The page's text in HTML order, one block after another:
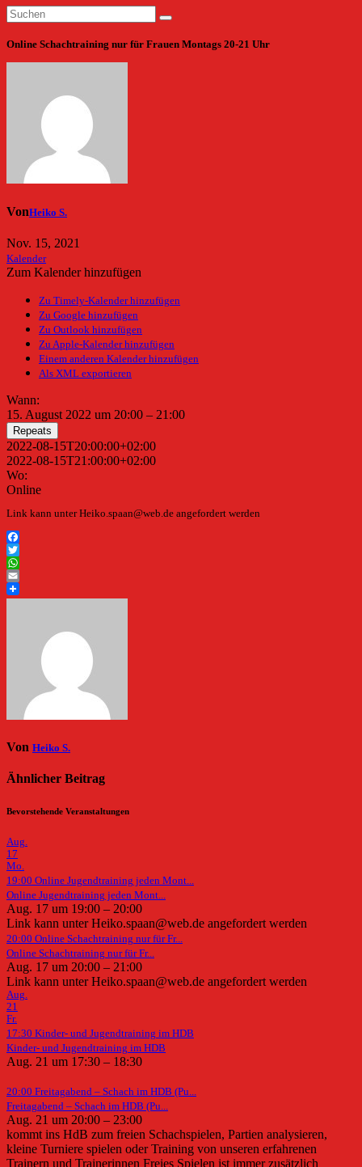
Online Schachtraining nur für Frauen Montags 20-21 Uhr
VonHeiko S.
Nov. 15, 2021
Kalender
Zum Kalender hinzufügen
Zu Timely-Kalender hinzufügen
Zu Google hinzufügen
Zu Outlook hinzufügen
Zu Apple-Kalender hinzufügen
Einem anderen Kalender hinzufügen
Als XML exportieren
Wann:
15. August 2022 um 20:00 – 21:00
Repeats
2022-08-15T20:00:00+02:00
2022-08-15T21:00:00+02:00
Wo:
Online
Link kann unter Heiko.spaan@web.de angefordert werden
Facebook
Twitter
WhatsApp
Email
Von Heiko S.
Ähnlicher Beitrag
Bevorstehende Veranstaltungen
Aug.
17
Mo.
19:00 Online Jugendtraining jeden Mont...
Online Jugendtraining jeden Mont...
Aug. 17 um 19:00 – 20:00
Link kann unter Heiko.spaan@web.de angefordert werden
20:00 Online Schachtraining nur für Fr...
Online Schachtraining nur für Fr...
Aug. 17 um 20:00 – 21:00
Link kann unter Heiko.spaan@web.de angefordert werden
Aug.
21
Fr.
17:30 Kinder- und Jugendtraining im HDB
Kinder- und Jugendtraining im HDB
Aug. 21 um 17:30 – 18:30
20:00 Freitagabend – Schach im HDB (Pu...
Freitagabend – Schach im HDB (Pu...
Aug. 21 um 20:00 – 23:00
kommt ins HdB zum freien Schachspielen, Partien analysieren,
kleine Turniere spielen oder Training von unseren erfahrenen
Trainern und Trainerinnen Freies Spielen ist immer zusätzlich